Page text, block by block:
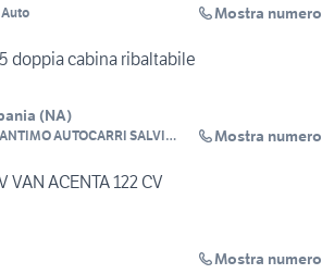
Auto Mostra numero
doppia cabina ribaltabile
(NA)
AUTOCARRI SALVI
Mostra numero
ACENTA 122 CV
Mostra numero